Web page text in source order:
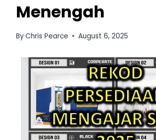
Menengah
ByChris Pearce August 6, 2025